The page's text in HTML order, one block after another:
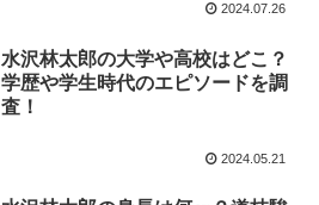
2024.07.26
水沢林太郎の大学や高校はどこ？
学歴や学生時代のエピソードを調
査！
2024.05.21